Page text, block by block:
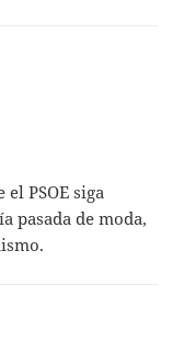
PSOE siga
pasada de moda,